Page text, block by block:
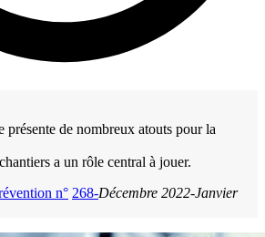
présente de nombreux atouts pour la
a un rôle central à jouer.
n° 268-Décembre 2022-Janvier